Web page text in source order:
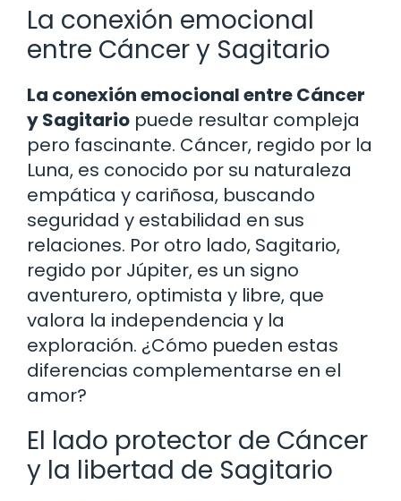
La conexión emocional
entre Cáncer y Sagitario
La conexión emocional entre Cáncer
y Sagitario puede resultar compleja
pero fascinante. Cáncer, regido por la
Luna, es conocido por su naturaleza
empática y cariñosa, buscando
seguridad y estabilidad en sus
relaciones. Por otro lado, Sagitario,
regido por Júpiter, es un signo
aventurero, optimista y libre, que
valora la independencia y la
exploración. ¿Cómo pueden estas
diferencias complementarse en el
amor?
El lado protector de Cáncer
y la libertad de Sagitario